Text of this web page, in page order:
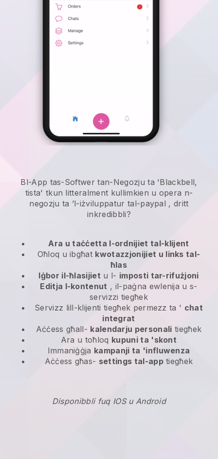
Bl-App tas-Softwer tan-Negozju ta 'Blackbell,
tista' tkun litteralment kullimkien u opera n-
negozju ta ’l-iżviluppatur tal-paypal , dritt
inkredibbli?
Ara u taċċetta l-ordnijiet tal-klijent
Oħloq u ibgħat kwotazzjonijiet u links tal-
ħlas
Iġbor il-ħlasijiet u l- imposti tar-rifużjoni
Editja l-kontenut , il-paġna ewlenija u s-
servizzi tiegħek
Servizz lill-klijenti tiegħek permezz ta ' chat
integrat
Aċċess għall- kalendarju personali tiegħek
Ara u toħloq kupuni ta 'skont
Immaniġġja kampanji ta 'influwenza
Aċċess għas- settings tal-apptiegħek
Disponibbli fuq IOS u Android